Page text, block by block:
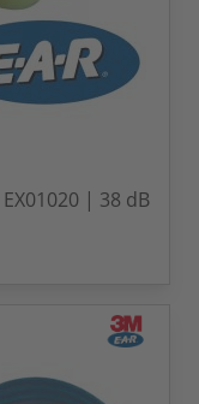
| 38 dB